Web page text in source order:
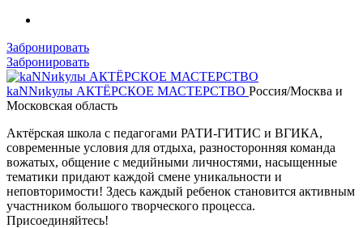
Забронировать
Забронировать
kaNNиkулы АКТЁРСКОЕ МАСТЕРСТВО Россия/Москва и
Московская область
Актёрская школа с педагогами РАТИ-ГИТИС и ВГИКА,
современные условия для отдыха, разносторонняя команда
вожатых, общение с медийными личностями, насыщенные
тематики придают каждой смене уникальности и
неповторимости! Здесь каждый ребенок становится активным
участником большого творческого процесса.
Присоединяйтесь!